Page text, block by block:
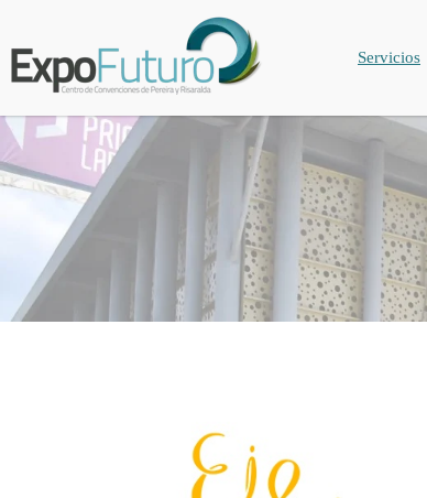
Servicios